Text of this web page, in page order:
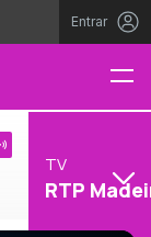
Entrar
TV
RTP